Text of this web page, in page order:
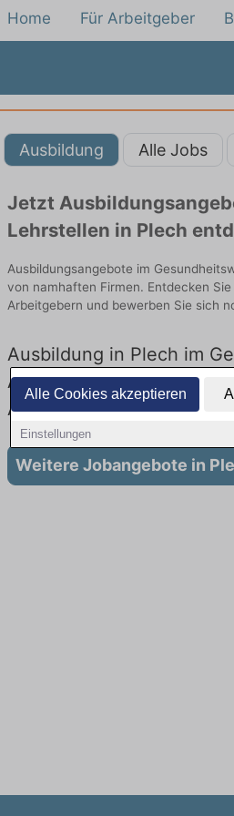
Alle Cookies akzeptieren
Einstellungen
Home Für Arbeitgeber
Ausbildung Alle Jobs
Jetzt
Lehrstellen in Plech
Ausbildungsangebote im
von namhaften Firmen. Entdecken
Arbeitgebern und bewerben Sie sich
Ausbildung in Plech im
Aktuell gibt es keine
Ausbildung in Plech
Weitere Jobangebote in